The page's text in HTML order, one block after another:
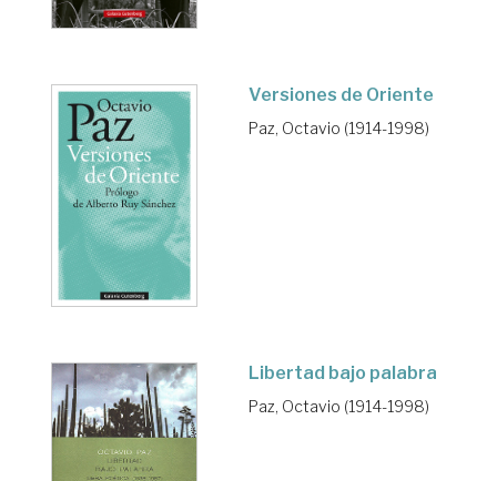
Versiones de Oriente
Paz, Octavio (1914-1998)
Libertad bajo palabra
Paz, Octavio (1914-1998)